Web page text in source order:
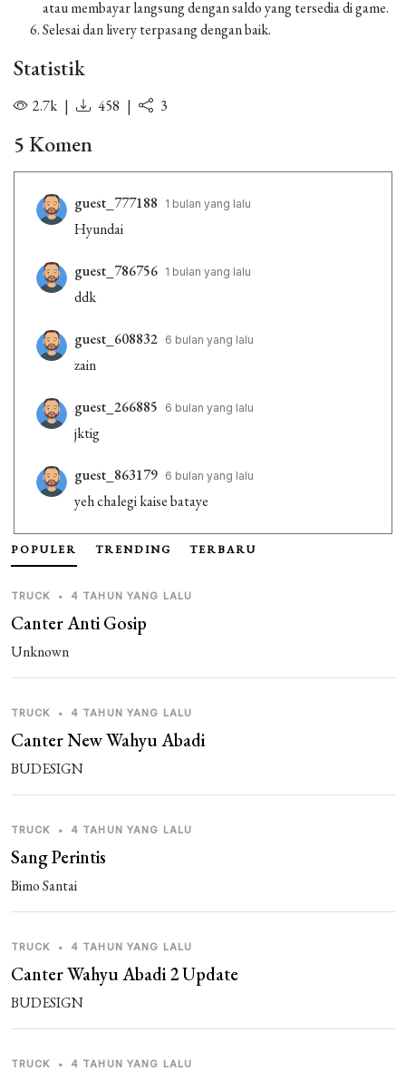
atau membayar langsung dengan saldo yang tersedia di game.
Selesai dan livery terpasang dengan baik.
Statistik
2.7k | 458 | 3
5 Komen
guest_777188 1 bulan yang lalu
Hyundai
guest_786756 1 bulan yang lalu
ddk
guest_608832 6 bulan yang lalu
zain
guest_266885 6 bulan yang lalu
jktig
guest_863179 6 bulan yang lalu
yeh chalegi kaise bataye
POPULER TRENDING TERBARU
TRUCK • 4 TAHUN YANG LALU
Canter Anti Gosip
Unknown
TRUCK • 4 TAHUN YANG LALU
Canter New Wahyu Abadi
BUDESIGN
TRUCK • 4 TAHUN YANG LALU
Sang Perintis
Bimo Santai
TRUCK • 4 TAHUN YANG LALU
Canter Wahyu Abadi 2 Update
BUDESIGN
TRUCK • 4 TAHUN YANG LALU